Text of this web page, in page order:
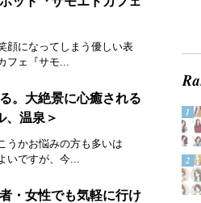
顔になってしまう優しい表
フェ『サモ...
。大絶景に心癒される
、温泉＞
うかお悩みの方も多いは
いですが、今...
・女性でも気軽に行け